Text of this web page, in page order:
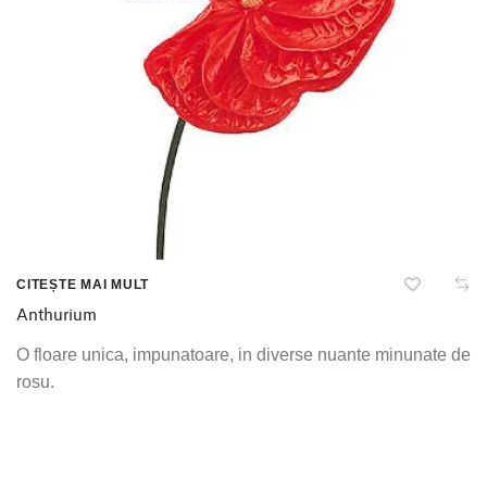
CITEȘTE MAI MULT
Anthurium
O floare unica, impunatoare, in diverse nuante minunate de
rosu.